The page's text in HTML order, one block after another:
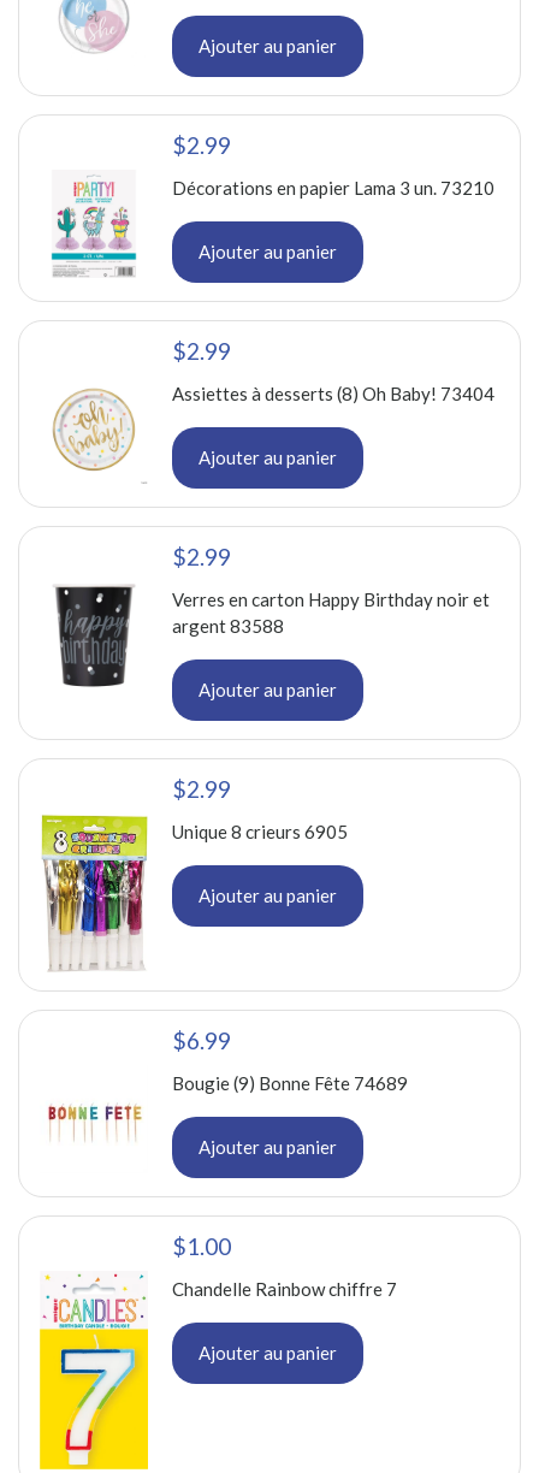
Ajouter au panier
$2.99
Décorations en papier Lama 3 un. 73210
Ajouter au panier
$2.99
Assiettes à desserts (8) Oh Baby! 73404
Ajouter au panier
$2.99
Verres en carton Happy Birthday noir et
argent 83588
Ajouter au panier
$2.99
Unique 8 crieurs 6905
Ajouter au panier
$6.99
Bougie (9) Bonne Fête 74689
Ajouter au panier
$1.00
Chandelle Rainbow chiffre 7
Ajouter au panier